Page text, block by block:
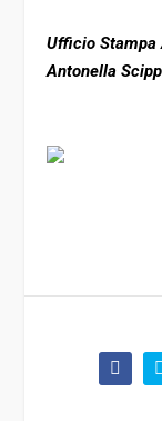
Ufficio Stampa
Antonella